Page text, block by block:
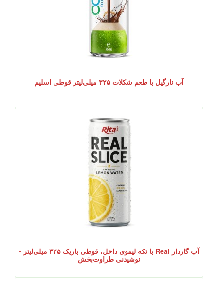
آب نارگیل با طعم شکلات ۳۲۵ میلی‌لیتر قوطی اسلیم
آب گازدار Real با تکه لیموی داخل، قوطی باریک ۳۲۵ میلی‌لیتر -
نوشیدنی طراوت‌بخش